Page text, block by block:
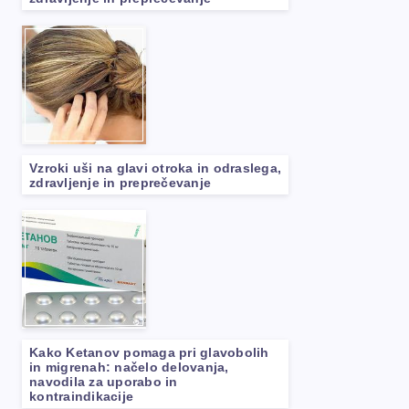
Vzroki uši na glavi otroka in odraslega,
zdravljenje in preprečevanje
Kako Ketanov pomaga pri glavobolih
in migrenah: načelo delovanja,
navodila za uporabo in
kontraindikacije